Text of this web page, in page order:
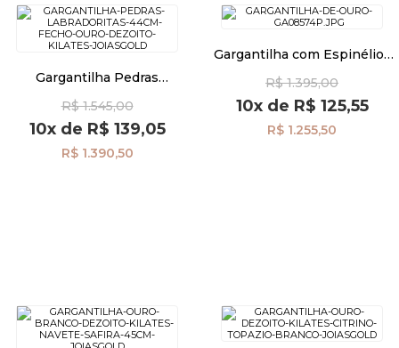
Gargantilha Pedras
Fecho de Ouro 18k ga08578
R$ 1.545,00
10xde R$ 139,05
R$ 1.390,50
Gargantilha com Espinélios
18k ga08574
R$ 1.395,00
10xde R$ 125,55
R$ 1.255,50